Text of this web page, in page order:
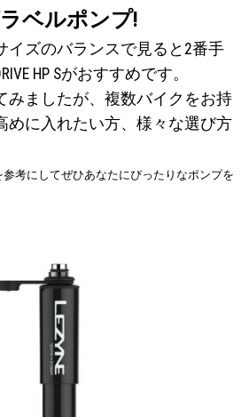
ベルポンプ!
イズのバランスで見ると2番手
HP Sがおすすめです。
みましたが、複数バイクをお持
めに入れたい方、様々な選び方
考にしてぜひあなたにぴったりなポンプを